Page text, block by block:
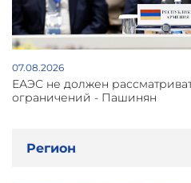
07.08.2026
ЕАЭС не должен
ограничений - Пашинян
Регион